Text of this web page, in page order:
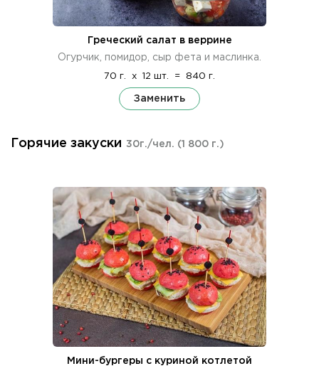
Греческий салат в веррине
Огурчик, помидор, сыр фета и маслинка.
70 г. x 12 шт. = 840 г.
Заменить
Горячие закуски 30г./чел. (1 800 г.)
Мини-бургеры с куриной котлетой